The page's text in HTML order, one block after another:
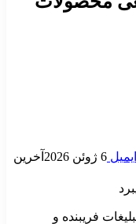
6 ژوئن 2026
آخرین